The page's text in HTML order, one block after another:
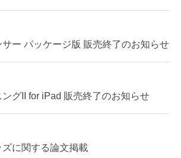
ー パッケージ版 販売終了のお知らせ
グII for iPad 販売終了のお知らせ
に関する論文掲載